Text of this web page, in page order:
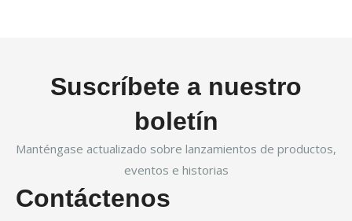
Suscríbete a nuestro
boletín
Manténgase actualizado sobre lanzamientos de productos,
eventos e historias
Contáctenos